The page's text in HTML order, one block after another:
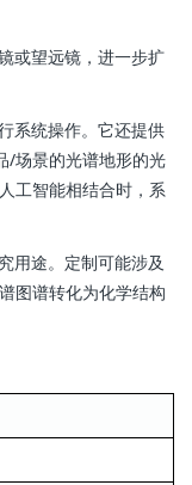
或望远镜，进一步扩
系统操作。它还提供
/场景的光谱地形的光
工智能相结合时，系
用途。定制可能涉及
图谱转化为化学结构